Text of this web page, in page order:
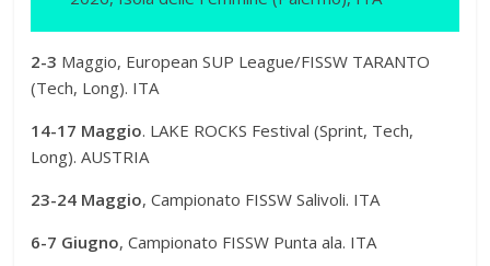
2-3 Maggio, European SUP League/FISSW TARANTO
(Tech, Long). ITA
14-17 Maggio. LAKE ROCKS Festival (Sprint, Tech,
Long). AUSTRIA
23-24 Maggio, Campionato FISSW Salivoli. ITA
6-7 Giugno, Campionato FISSW Punta ala. ITA